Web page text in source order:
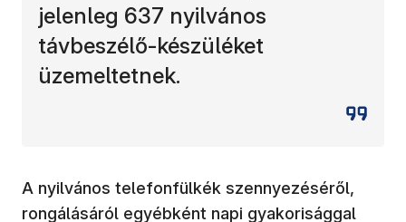
jelenleg 637 nyilvános
távbeszélő-készüléket
üzemeltetnek.
A nyilvános telefonfülkék szennyezéséről,
rongálásáról egyébként napi gyakorisággal